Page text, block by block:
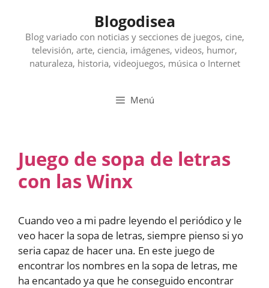
contenido
Blogodisea
Blog variado con noticias y secciones de juegos, cine,
televisión, arte, ciencia, imágenes, videos, humor,
naturaleza, historia, videojuegos, música o Internet
Menú
Juego de sopa de letras
con las Winx
Cuando veo a mi padre leyendo el periódico y le
veo hacer la sopa de letras, siempre pienso si yo
seria capaz de hacer una. En este juego de
encontrar los nombres en la sopa de letras, me
ha encantado ya que he conseguido encontrar